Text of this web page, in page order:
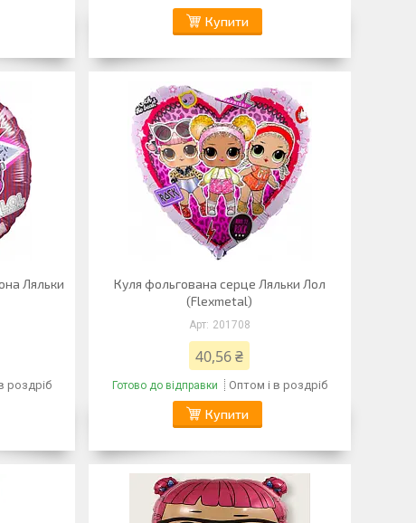
Купити
Ляльки
роздріб
Куля фольгована серце Ляльки Лол
(Flexmetal)
201708
40,56 ₴
Готово до відправки Оптом і в роздріб
Купити